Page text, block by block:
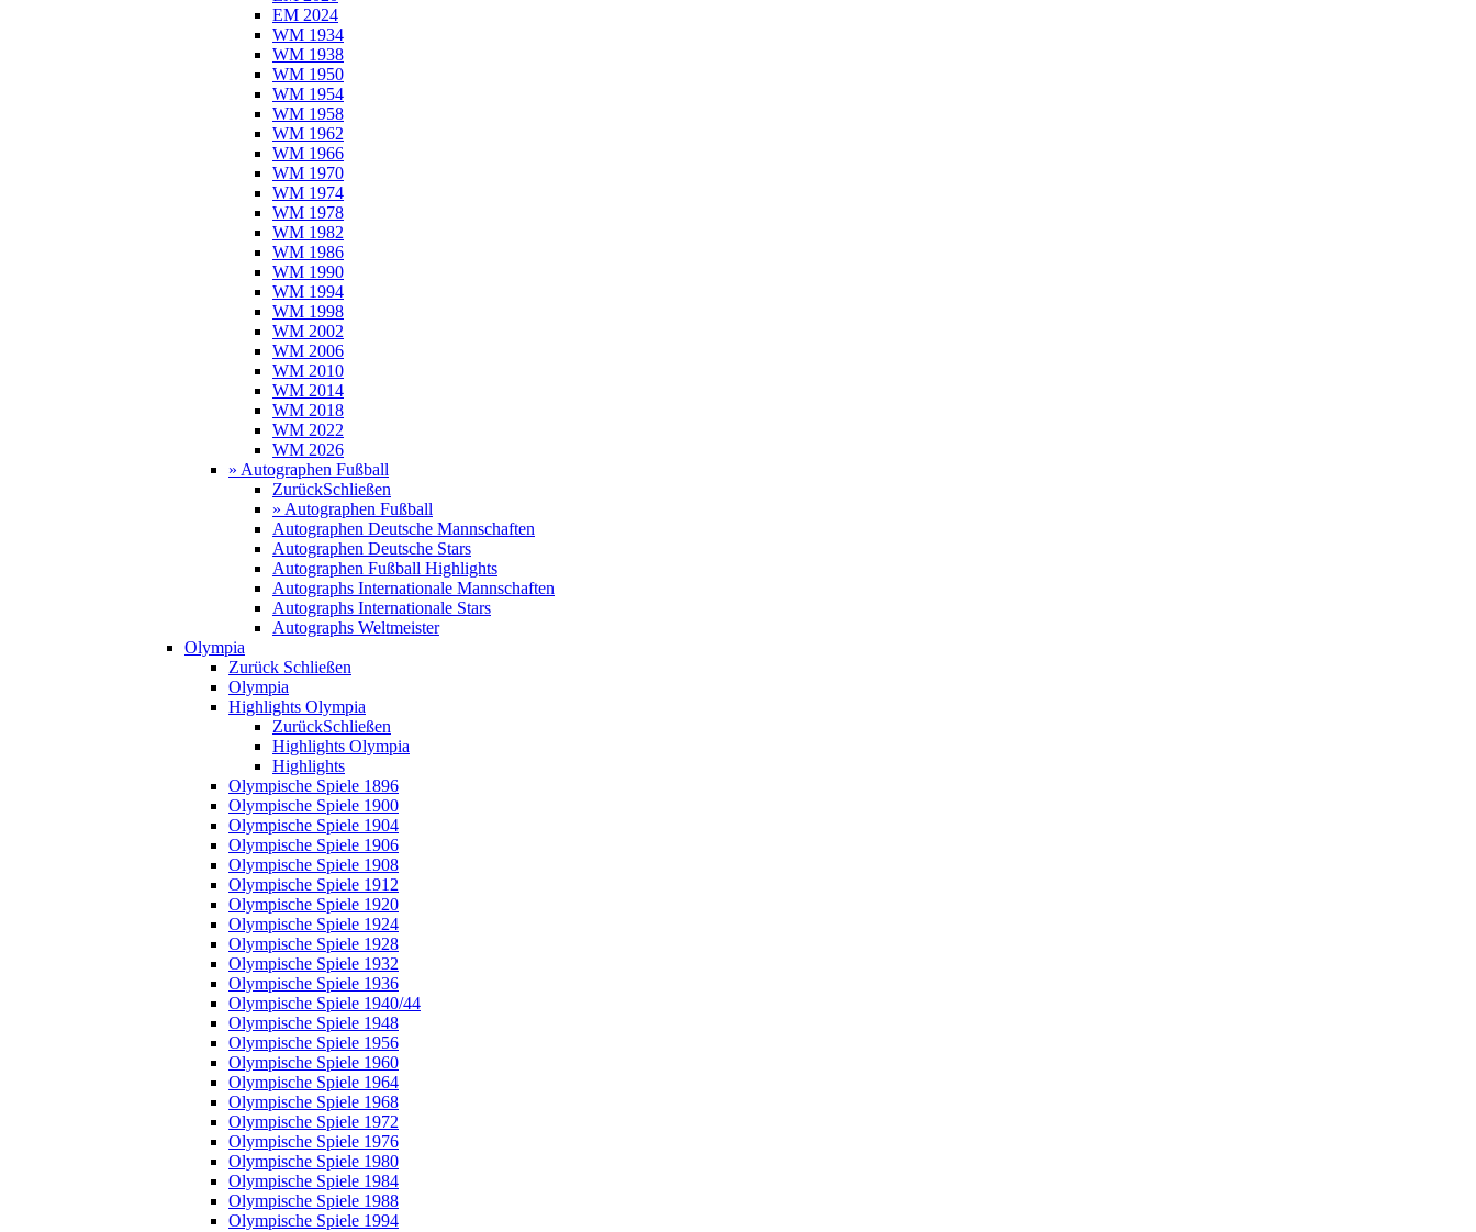
EM 2024
WM 1934
WM 1938
WM 1950
WM 1954
WM 1958
WM 1962
WM 1966
WM 1970
WM 1974
WM 1978
WM 1982
WM 1986
WM 1990
WM 1994
WM 1998
WM 2002
WM 2006
WM 2010
WM 2014
WM 2018
WM 2022
WM 2026
» Autographen Fußball
ZurückSchließen
» Autographen Fußball
Autographen Deutsche Mannschaften
Autographen Deutsche Stars
Autographen Fußball Highlights
Autographs Internationale Mannschaften
Autographs Internationale Stars
Autographs Weltmeister
Olympia
Zurück Schließen
Olympia
Highlights Olympia
ZurückSchließen
Highlights Olympia
Highlights
Olympische Spiele 1896
Olympische Spiele 1900
Olympische Spiele 1904
Olympische Spiele 1906
Olympische Spiele 1908
Olympische Spiele 1912
Olympische Spiele 1920
Olympische Spiele 1924
Olympische Spiele 1928
Olympische Spiele 1932
Olympische Spiele 1936
Olympische Spiele 1940/44
Olympische Spiele 1948
Olympische Spiele 1956
Olympische Spiele 1960
Olympische Spiele 1964
Olympische Spiele 1968
Olympische Spiele 1972
Olympische Spiele 1976
Olympische Spiele 1980
Olympische Spiele 1984
Olympische Spiele 1988
Olympische Spiele 1994